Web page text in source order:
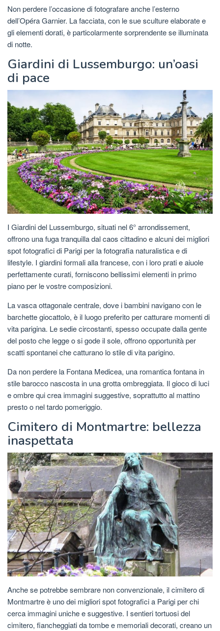
Non perdere l’occasione di fotografare anche l’esterno
dell’Opéra Garnier. La facciata, con le sue sculture elaborate e
gli elementi dorati, è particolarmente sorprendente se illuminata
di notte.
Giardini di Lussemburgo: un’oasi
di pace
I Giardini del Lussemburgo, situati nel 6° arrondissement,
offrono una fuga tranquilla dal caos cittadino e alcuni dei migliori
spot fotografici di Parigi per la fotografia naturalistica e di
lifestyle. I giardini formali alla francese, con i loro prati e aiuole
perfettamente curati, forniscono bellissimi elementi in primo
piano per le vostre composizioni.
La vasca ottagonale centrale, dove i bambini navigano con le
barchette giocattolo, è il luogo preferito per catturare momenti di
vita parigina. Le sedie circostanti, spesso occupate dalla gente
del posto che legge o si gode il sole, offrono opportunità per
scatti spontanei che catturano lo stile di vita parigino.
Da non perdere la Fontana Medicea, una romantica fontana in
stile barocco nascosta in una grotta ombreggiata. Il gioco di luci
e ombre qui crea immagini suggestive, soprattutto al mattino
presto o nel tardo pomeriggio.
Cimitero di Montmartre: bellezza
inaspettata
Anche se potrebbe sembrare non convenzionale, il cimitero di
Montmartre è uno dei migliori spot fotografici a Parigi per chi
cerca immagini uniche e suggestive. I sentieri tortuosi del
cimitero, fiancheggiati da tombe e memoriali decorati, creano un